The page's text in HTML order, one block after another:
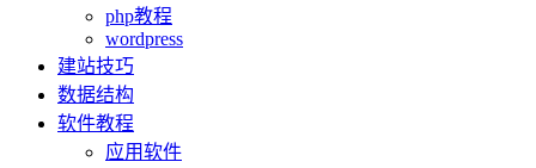
php教程
wordpress
建站技巧
数据结构
软件教程
应用软件